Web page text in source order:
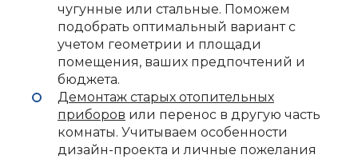
установить батарею отопления в квартире
чугунные или стальные. Поможем
подобрать оптимальный вариант с
учетом геометрии и площади
помещения, ваших предпочтений и
бюджета.
Демонтаж старых отопительных
приборов или перенос в другую часть
комнаты. Учитываем особенности
дизайн-проекта и личные пожелания